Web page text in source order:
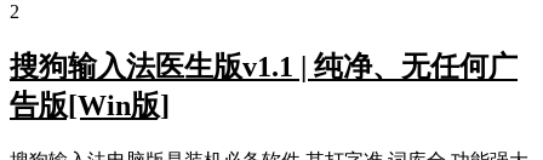
2
搜狗输入法医生版v1.1 | 纯净、无任何广
告版[Win版]